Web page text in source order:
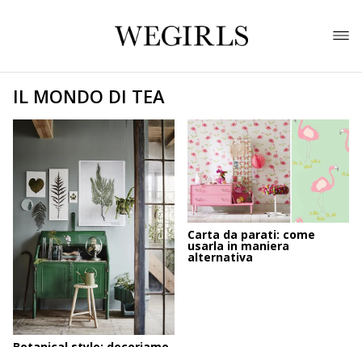
IL MONDO DI TEA
Carta da parati: come
usarla in maniera
alternativa